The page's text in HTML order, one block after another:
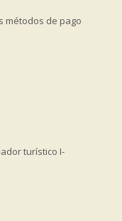
métodos de pago
turístico I-